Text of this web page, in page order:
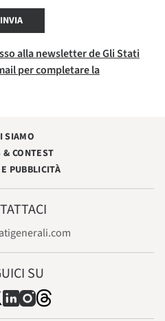
INVIA
alla newsletter de Gli Stati
per completare la
SIAMO
& CONTEST
PUBBLICITÀ
SU